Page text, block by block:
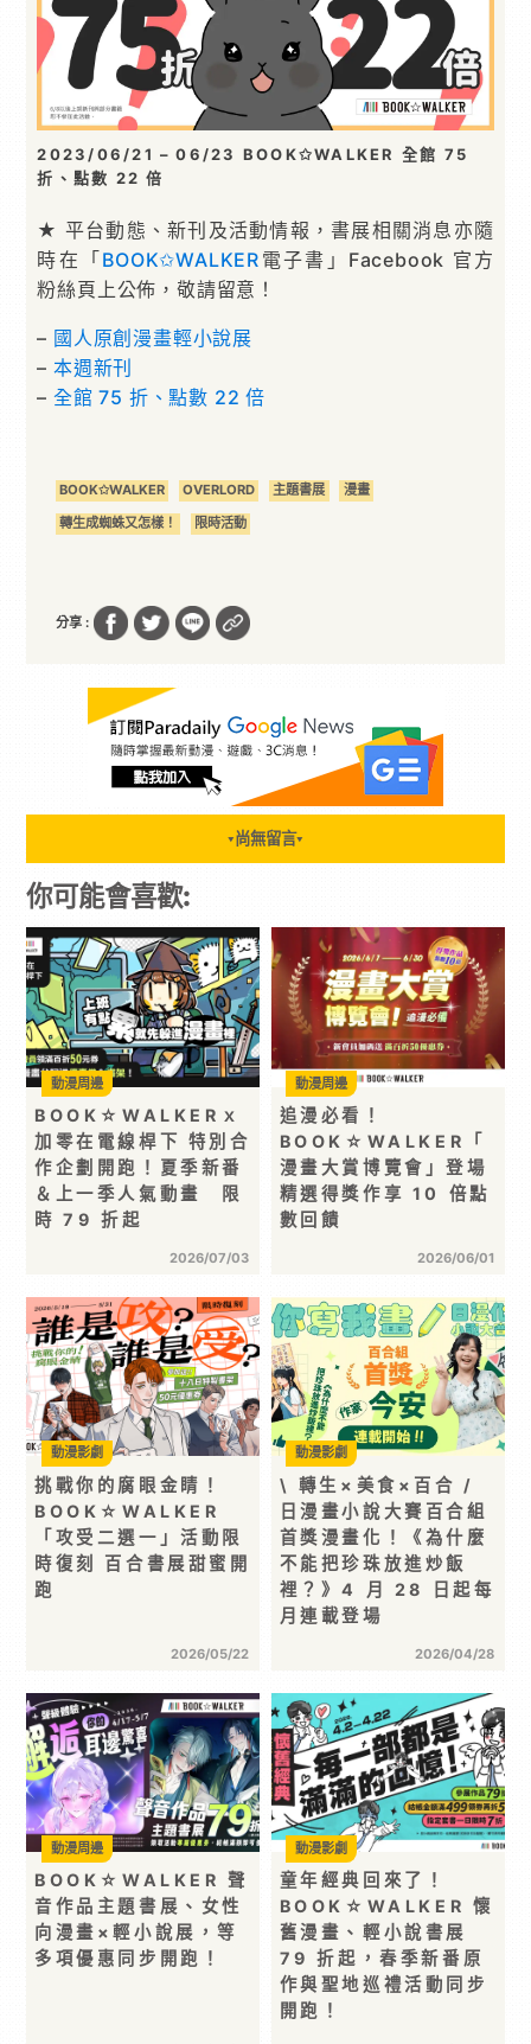
2023/06/21 – 06/23 BOOK✩WALKER 全館 75
折、點數 22 倍
★ 平台動態、新刊及活動情報，書展相關消息亦隨
時在「BOOK✩WALKER 電子書」Facebook 官方
粉絲頁上公佈，敬請留意！
– 國人原創漫畫輕小說展
– 本週新刊
– 全館 75 折、點數 22 倍
BOOK✩WALKER OVERLORD 主題書展
漫畫
轉生成蜘蛛又怎樣！
限時活動
分享 :
▼ 尚無留言▼
你可能會喜歡:
BOOK☆WALKERｘ
加零在電線桿下 特別合
作企劃開跑！夏季新番
＆上一季人氣動畫 限
時 79 折起
2026/07/03
動漫周邊
追漫必看！
BOOK☆WALKER「
漫畫大賞博覽會」登場
精選得獎作享 10 倍點
數回饋
2026/06/01
動漫周邊
挑戰你的腐眼金睛！
BOOK☆WALKER
「攻受二選一」活動限
時復刻 百合書展甜蜜開
跑
2026/05/22
動漫影劇
\ 轉生×美食×百合 /
日漫畫小說大賽百合組
首獎漫畫化！《為什麼
不能把珍珠放進炒飯
裡？》4 月 28 日起每
月連載登場
2026/04/28
動漫影劇
BOOK☆WALKER 聲
音作品主題書展、女性
向漫畫×輕小說展，等
多項優惠同步開跑！
動漫周邊
童年經典回來了！
BOOK☆WALKER 懷
舊漫畫、輕小說書展
79 折起，春季新番原
作與聖地巡禮活動同步
開跑！
動漫影劇